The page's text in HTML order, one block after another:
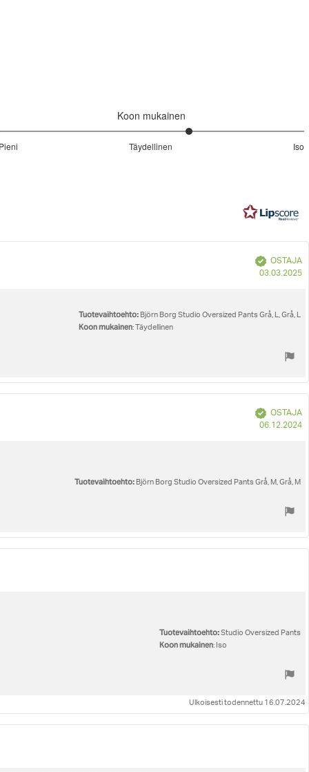
Wash with similar colours
Koon mukainen
Pieni Täydellinen Iso
/
Vahvistettu
OSTAJA
03.03.2025
Tuotevaihtoehto: Björn Borg Studio Oversized Pants Grå, L, Grå, L
Koon mukainen: Täydellinen
Vahvistettu
OSTAJA
06.12.2024
Tuotevaihtoehto: Björn Borg Studio Oversized Pants Grå, M, Grå, M
Tuotevaihtoehto:Studio Oversized Pants
Koon mukainen: Iso
Ulkoisesti todennettu 16.07.2024